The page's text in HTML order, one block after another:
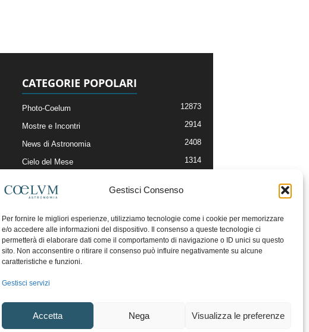
Gestisci Consenso
Per fornire le migliori esperienze, utilizziamo tecnologie come i cookie per memorizzare
e/o accedere alle informazioni del dispositivo. Il consenso a queste tecnologie ci
permetterà di elaborare dati come il comportamento di navigazione o ID unici su questo
sito. Non acconsentire o ritirare il consenso può influire negativamente su alcune
caratteristiche e funzioni.
Gestisci servizi
Accetta Nega Visualizza le preferenze
CATEGORIE POPOLARI
Photo-Coelum 12873
Mostre e Incontri 2914
News di Astronomia 2408
Cielo del Mese 1314
Articoli e Risorse On-Line
Il Blog della Redazione